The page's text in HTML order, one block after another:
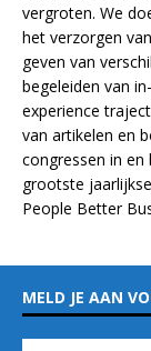
vergroten. We
het verzorgen
geven van
begeleiden van
experience
van artikelen en
congressen in
grootste
People Better
MELD JE AAN